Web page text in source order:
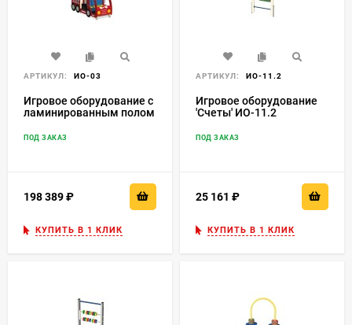
АРТИКУЛ: ИО-03
Игровое оборудование с
ламинированным полом
ИО-03
ПОД ЗАКАЗ
198 389
КУПИТЬ В 1 КЛИК
АРТИКУЛ: ИО-11.2
Игровое оборудование
'Счеты' ИО-11.2
ПОД ЗАКАЗ
25 161
КУПИТЬ В 1 КЛИК